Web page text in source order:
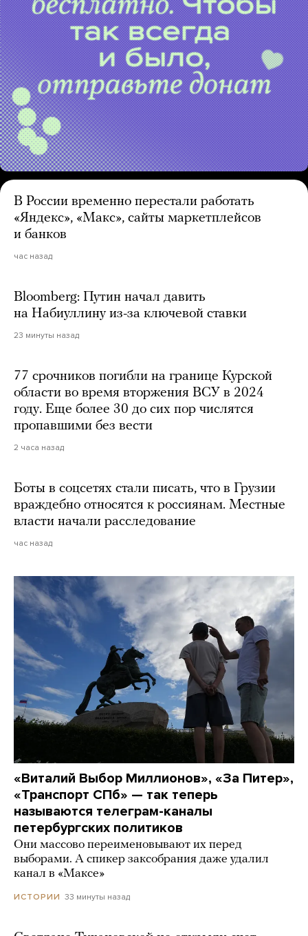
В России временно перестали работать
«Яндекс», «Макс», сайты маркетплейсов
и банков
час назад
Bloomberg: Путин начал давить
на Набиуллину из-за ключевой ставки
23 минуты назад
77 срочников погибли на границе Курской
области во время вторжения ВСУ в 2024
году. Еще более 30 до сих пор числятся
пропавшими без вести
2 часа назад
Боты в соцсетях стали писать, что в Грузии
враждебно относятся к россиянам. Местные
власти начали расследование
час назад
«Виталий Выбор Миллионов», «За Питер»,
«Транспорт СПб» — так теперь
называются телеграм-каналы
петербургских политиков
Они массово переименовывают их перед
выборами. А спикер заксобрания даже удалил
канал в «Максе»
ИСТОРИИ 33 минуты назад